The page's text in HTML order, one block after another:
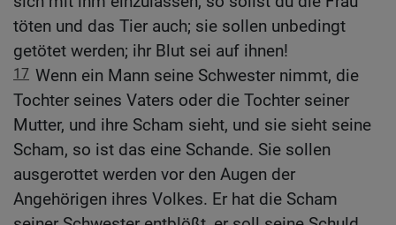
töten und das Tier auch; sie sollen unbedingt
getötet werden; ihr Blut sei auf ihnen!
17 Wenn ein Mann seine Schwester nimmt, die
Tochter seines Vaters oder die Tochter seiner
Mutter, und ihre Scham sieht, und sie sieht seine
Scham, so ist das eine Schande. Sie sollen
ausgerottet werden vor den Augen der
Angehörigen ihres Volkes. Er hat die Scham